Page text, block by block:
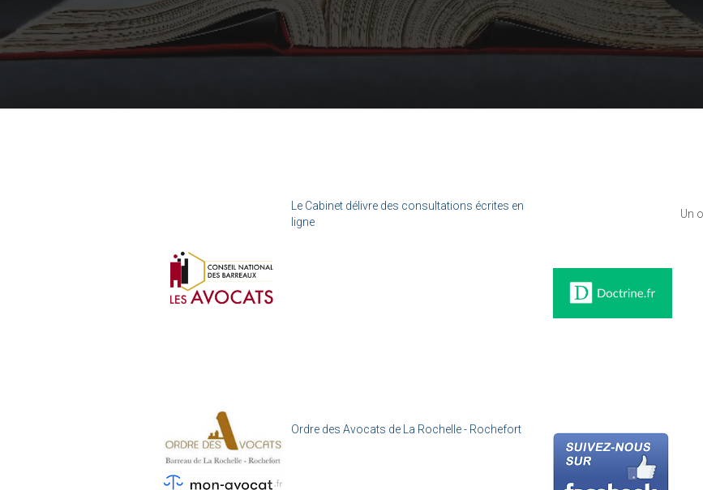
Le Cabinet délivre des consultations écrites en
ligne
Ordre des Avocats de La Rochelle - Rochefort
Un